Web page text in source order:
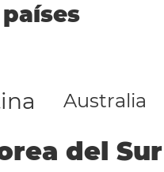
Australia
del Sur